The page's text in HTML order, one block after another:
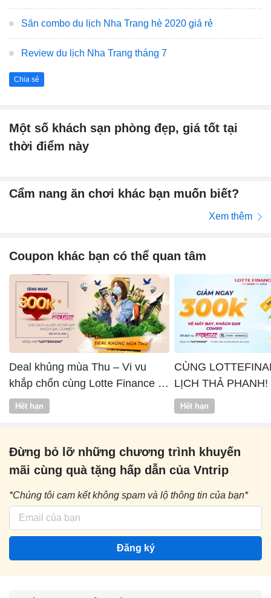
Săn combo du lịch Nha Trang hè 2020 giá rẻ
Review du lịch Nha Trang tháng 7
Chia sẻ
Một số khách sạn phòng đẹp, giá tốt tại
thời điểm này
Cẩm nang ăn chơi khác bạn muốn biết?
Xem thêm
Coupon khác bạn có thể quan tâm
Deal khủng mùa Thu – Vi vu
khắp chốn cùng Lotte Finance x
Vntrip
Hết hạn
CÙNG
LỊCH THẢ PHANH!
Hết hạn
Đừng bỏ lỡ những chương trình khuyến
mãi cùng quà tặng hấp dẫn của Vntrip
*Chúng tôi cam kết không spam và lộ thông tin của bạn*
Đăng ký